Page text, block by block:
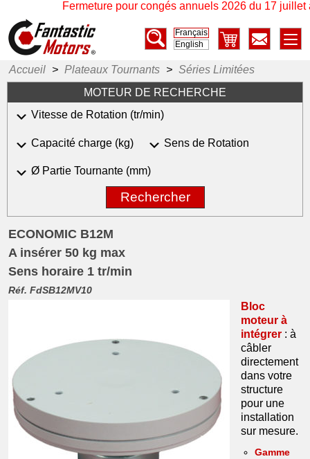
Fermeture pour congés annuels 2026 du 17 juillet
Français
English
Accueil > Plateaux Tournants > Séries Limitées
MOTEUR DE RECHERCHE
Vitesse de Rotation (tr/min)
Capacité charge (kg) Sens de Rotation
Ø Partie Tournante (mm)
Rechercher
ECONOMIC B12M
A insérer 50 kg max
Sens horaire 1 tr/min
Réf. FdSB12MV10
Bloc
moteur à
intégrer : à
câbler
directement
dans votre
structure
pour une
installation
sur mesure.
Gamme